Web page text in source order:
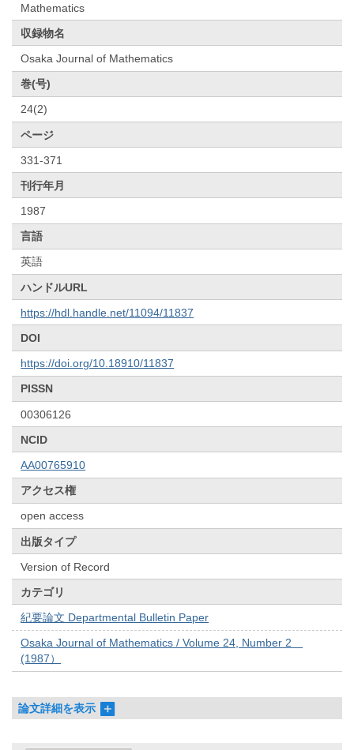
Mathematics
収録物名
Osaka Journal of Mathematics
巻(号)
24(2)
ページ
331-371
刊行年月
1987
言語
英語
ハンドルURL
https://hdl.handle.net/11094/11837
DOI
https://doi.org/10.18910/11837
PISSN
00306126
NCID
AA00765910
アクセス権
open access
出版タイプ
Version of Record
カテゴリ
紀要論文 Departmental Bulletin Paper
Osaka Journal of Mathematics / Volume 24, Number 2
(1987）
論文詳細を表示